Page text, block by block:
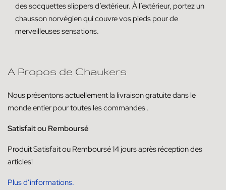
des socquettes slippers d’extérieur. À l’extérieur, portez un
chausson norvégien qui couvre vos pieds pour de
merveilleuses sensations.
A Propos de Chaukers
Nous présentons actuellement la livraisongratuite dans le
monde entier pour toutes les commandes .
Satisfait ou Remboursé
ProduitSatisfait ou Remboursé14joursaprès réception des
articles!
Plus d’informations.